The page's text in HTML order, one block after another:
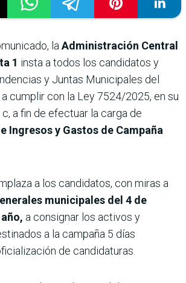
la Administración Central
1 insta a todos los candidatos y
y Juntas Municipales del
cumplir con la Ley 7524/2025, en su
a fin de efectuar la carga de
Ingresos y Gastos de Campaña
a los candidatos, con miras a
municipales del 4 de
a consignar los activos y
a la campaña 5 días
de candidaturas.